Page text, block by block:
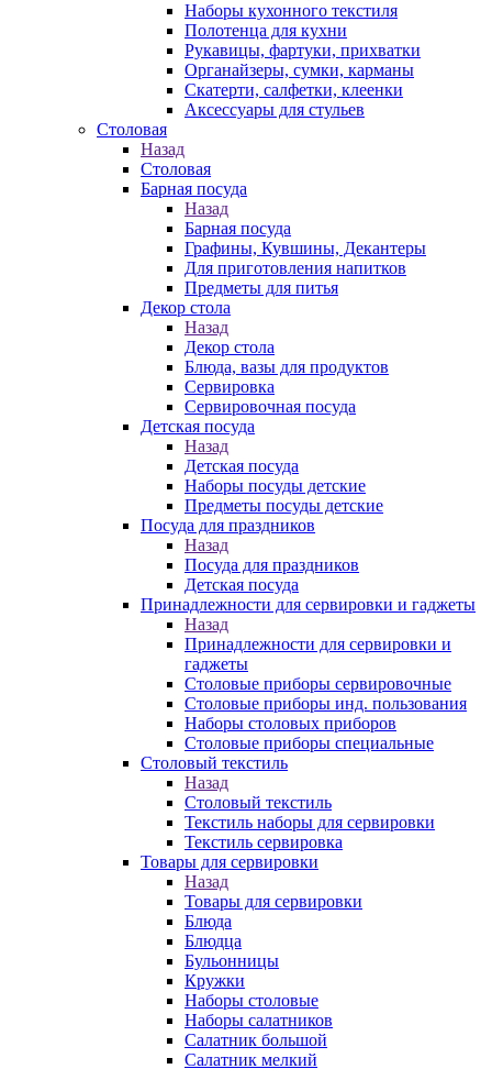
Наборы кухонного текстиля
Полотенца для кухни
Рукавицы, фартуки, прихватки
Органайзеры, сумки, карманы
Скатерти, салфетки, клеенки
Аксессуары для стульев
Столовая
Назад
Столовая
Барная посуда
Назад
Барная посуда
Графины, Кувшины, Декантеры
Для приготовления напитков
Предметы для питья
Декор стола
Назад
Декор стола
Блюда, вазы для продуктов
Сервировка
Сервировочная посуда
Детская посуда
Назад
Детская посуда
Наборы посуды детские
Предметы посуды детские
Посуда для праздников
Назад
Посуда для праздников
Детская посуда
Принадлежности для сервировки и гаджеты
Назад
Принадлежности для сервировки и
гаджеты
Столовые приборы сервировочные
Столовые приборы инд. пользования
Наборы столовых приборов
Столовые приборы специальные
Столовый текстиль
Назад
Столовый текстиль
Текстиль наборы для сервировки
Текстиль сервировка
Товары для сервировки
Назад
Товары для сервировки
Блюда
Блюдца
Бульонницы
Кружки
Наборы столовые
Наборы салатников
Салатник большой
Салатник мелкий